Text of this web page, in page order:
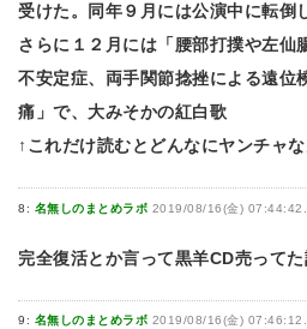
受けた。同年９月には公演中に転倒
さらに１２月には「腰部打撲や左仙
不安定症、両手関節捻挫による遠位
痛」で、大みそかの紅白歌
↑これだけ読むとどんなにヤンチャ
8: 名無しのまとめラボ 2019/08/16(金)
完全復活とか言って黒羊CD売って
9: 名無しのまとめラボ 2019/08/16(金)